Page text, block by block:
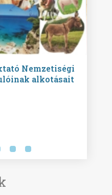
Nemzetiségi
alkotásait